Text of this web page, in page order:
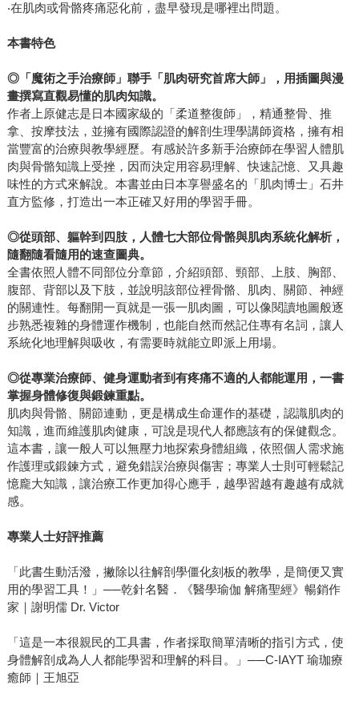
‧在肌肉或骨骼疼痛惡化前，盡早發現是哪裡出問題。
本書特色
◎「魔術之手治療師」聯手「肌肉研究首席大師」，用插圖與漫
畫撰寫直觀易懂的肌肉知識。
作者上原健志是日本國家級的「柔道整復師」，精通整骨、推
拿、按摩技法，並擁有國際認證的解剖生理學講師資格，擁有相
當豐富的治療與教學經歷。有感於許多新手治療師在學習人體肌
肉與骨骼知識上受挫，因而決定用容易理解、快速記憶、又具趣
味性的方式來解說。本書並由日本享譽盛名的「肌肉博士」石井
直方監修，打造出一本正確又好用的學習手冊。
◎從頭部、軀幹到四肢，人體七大部位骨骼與肌肉系統化解析，
隨翻隨看隨用的速查圖典。
全書依照人體不同部位分章節，介紹頭部、頸部、上肢、胸部、
腹部、背部以及下肢，並說明該部位裡骨骼、肌肉、關節、神經
的關連性。每翻開一頁就是一張一肌肉圖，可以像閱讀地圖般逐
步熟悉複雜的身體運作機制，也能自然而然記住專有名詞，讓人
系統化地理解與吸收，有需要時就能立即派上用場。
◎從專業治療師、健身運動者到有疼痛不適的人都能運用，一書
掌握身體修復與鍛鍊重點。
肌肉與骨骼、關節連動，更是構成生命運作的基礎，認識肌肉的
知識，進而維護肌肉健康，可說是現代人都應該有的保健觀念。
這本書，讓一般人可以無壓力地探索身體組織，依照個人需求施
作護理或鍛鍊方式，避免錯誤治療與傷害；專業人士則可輕鬆記
憶龐大知識，讓治療工作更加得心應手，越學習越有趣越有成就
感。
專業人士好評推薦
「此書生動活潑，撇除以往解剖學僵化刻板的教學，是簡便又實
用的學習工具！」──乾針名醫．《醫學瑜伽 解痛聖經》暢銷作
家｜謝明儒 Dr. Victor
「這是一本很親民的工具書，作者採取簡單清晰的指引方式，使
身體解剖成為人人都能學習和理解的科目。」──C-IAYT 瑜珈療
癒師｜王旭亞